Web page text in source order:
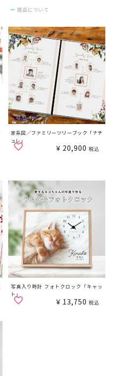
商品について
家系図／ファミリーツリーブック「ナチ
ュレ」
¥ 20,900 税込
写真入り時計 フォトクロック「キャッ
ト」
¥ 13,750 税込